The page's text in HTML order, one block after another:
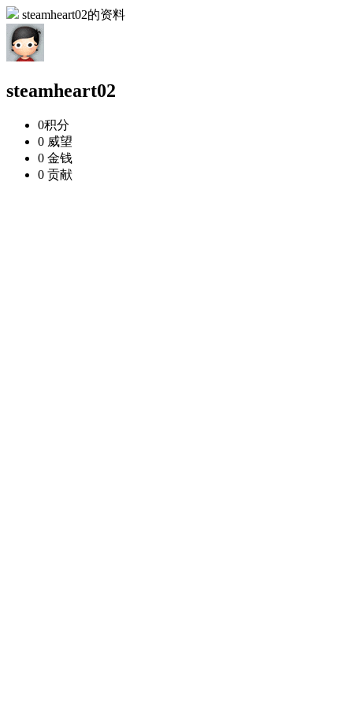
steamheart02的资料
steamheart02
0积分
0 威望
0 金钱
0 贡献